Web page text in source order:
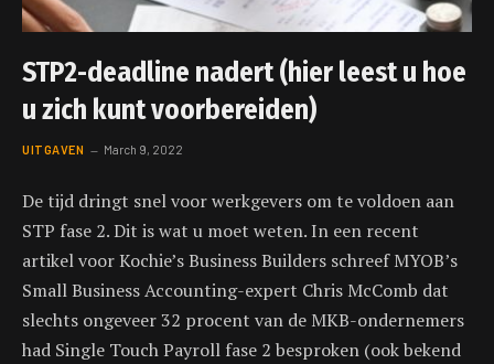
STP2-deadline nadert (hier leest u hoe
u zich kunt voorbereiden)
UITGAVEN March 9, 2022
De tijd dringt snel voor werkgevers om te voldoen aan
STP fase 2. Dit is wat u moet weten. In een recent
artikel voor Kochie’s Business Builders schreef MYOB’s
Small Business Accounting-expert Chris McComb dat
slechts ongeveer 32 procent van de MKB-ondernemers
had Single Touch Payroll fase 2 besproken (ook bekend